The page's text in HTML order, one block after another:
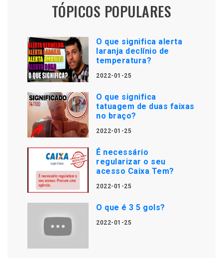
TÓPICOS POPULARES
O que significa alerta
laranja declínio de
temperatura?
2022-01-25
O que significa
tatuagem de duas faixas
no braço?
2022-01-25
É necessário
regularizar o seu
acesso Caixa Tem?
2022-01-25
O que é 3 5 gols?
2022-01-25